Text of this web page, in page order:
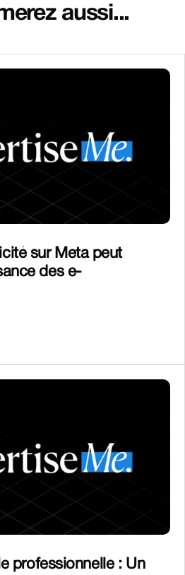
aussi...
sur Meta peut
des e-
professionnelle : Un